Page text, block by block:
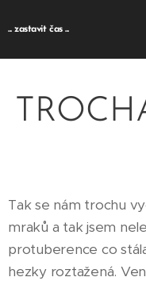
... zastavit čas ...
Tak se nám trochu
mraků a tak jsem
protuberence co
hezky roztažená.